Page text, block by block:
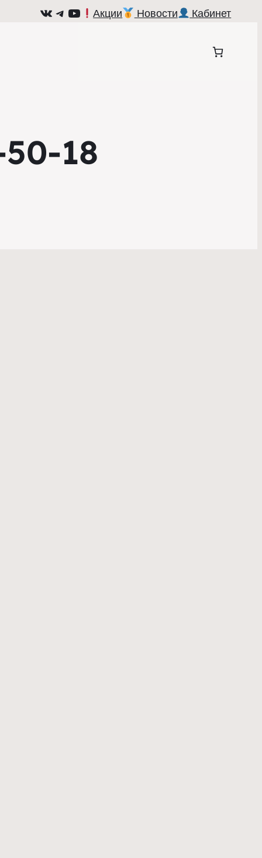
ВКонтакте
Telegram
YouTube
Акции Новости Кабинет
18